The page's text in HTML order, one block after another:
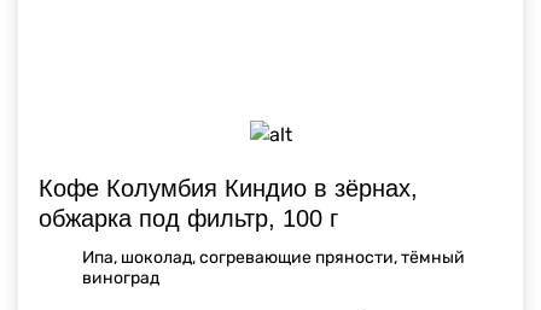
Кофе Колумбия Киндио в зёрнах,
обжарка под фильтр, 100 г
Ипа, шоколад, согревающие пряности, тёмный
виноград